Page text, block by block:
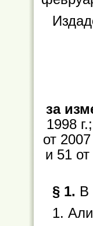
за
1998
от
и 51
§ 1. В
1.